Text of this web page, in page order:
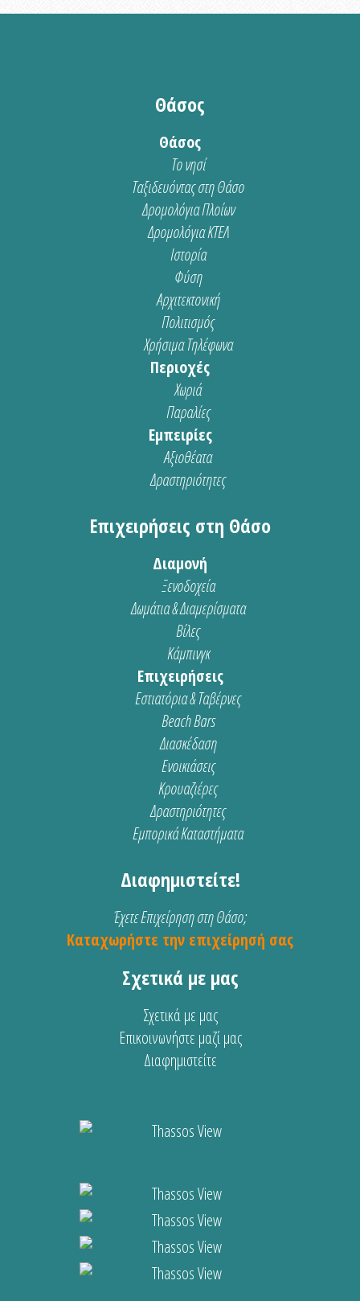
Θάσος
Θάσος
Το νησί
Ταξιδευόντας στη Θάσο
Δρομολόγια Πλοίων
Δρομολόγια ΚΤΕΛ
Ιστορία
Φύση
Αρχιτεκτονική
Πολιτισμός
Χρήσιμα Τηλέφωνα
Περιοχές
Χωριά
Παραλίες
Εμπειρίες
Αξιοθέατα
Δραστηριότητες
Επιχειρήσεις στη Θάσο
Διαμονή
Ξενοδοχεία
Δωμάτια & Διαμερίσματα
Βίλες
Κάμπινγκ
Επιχειρήσεις
Εστιατόρια & Ταβέρνες
Beach Bars
Διασκέδαση
Ενοικιάσεις
Κρουαζιέρες
Δραστηριότητες
Εμπορικά Καταστήματα
Διαφημιστείτε!
Έχετε Επιχείρηση στη Θάσο;
Καταχωρήστε την επιχείρησή σας
Σχετικά με μας
Σχετικά με μας
Επικοινωνήστε μαζί μας
Διαφημιστείτε